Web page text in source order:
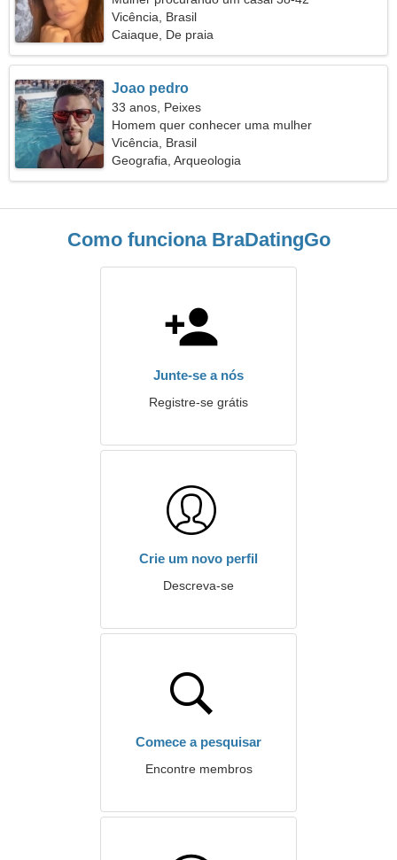
Vicência, Brasil
Caiaque, De praia
Joao pedro
33 anos, Peixes
Homem quer conhecer uma mulher
Vicência, Brasil
Geografia, Arqueologia
Como funciona BraDatingGo
Junte-se a nós
Registre-se grátis
Crie um novo perfil
Descreva-se
Comece a pesquisar
Encontre membros